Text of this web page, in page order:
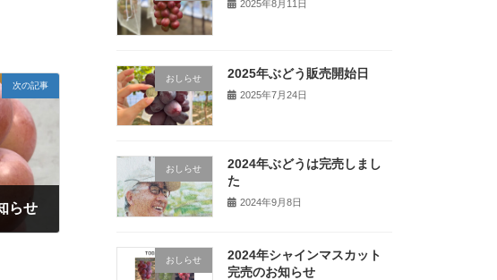
次の記事
らせ
2025年8月11日
おしらせ 2025年ぶどう販売開始日
2025年7月24日
おしらせ
2024年ぶどうは完売しまし
た
2024年9月8日
おしらせ
2024年シャインマスカット
完売のお知らせ